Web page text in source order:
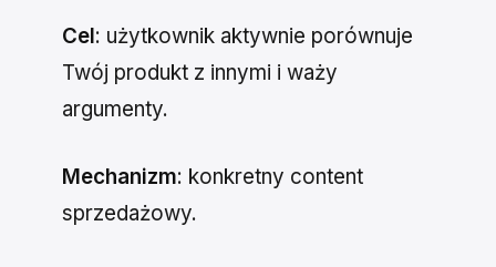
Cel: użytkownik aktywnie porównuje
Twój produkt z innymi i waży
argumenty.
Mechanizm: konkretny content
sprzedażowy.